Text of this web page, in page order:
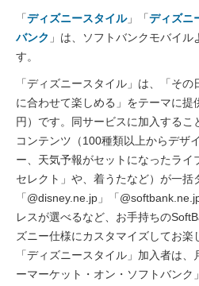
「ディズニースタイル」「ディズニ
バンク 」は、ソフトバンクモバイ
す。
「ディズニースタイル」は、「そ
に合わせて楽しめる」をテーマに
円）です。同サービスに加入するこ
コンテンツ（100種類以上からデザ
ー、天気予報がセットになったラ
セレクト」や、着うたなど）が一括
「@disney.ne.jp」「
レスが選べるなど、お手持ちの
ズニー仕様にカスタマイズしてお楽
「ディズニースタイル」加入者は
ーマーケット・オン・ソフトバンク